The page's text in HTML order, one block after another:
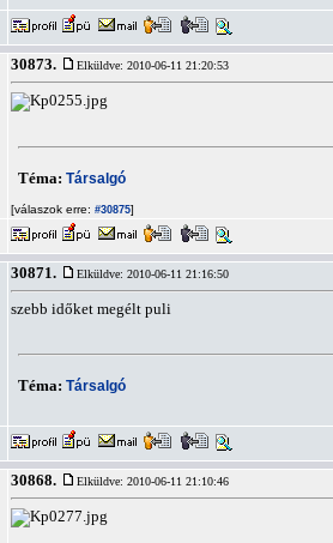
30873. Elküldve: 2010-06-11 21:20:53
Téma: Társalgó
[válaszok erre: #30875]
30871. Elküldve: 2010-06-11 21:16:50
szebb időket megélt puli
Téma: Társalgó
30868. Elküldve: 2010-06-11 21:10:46